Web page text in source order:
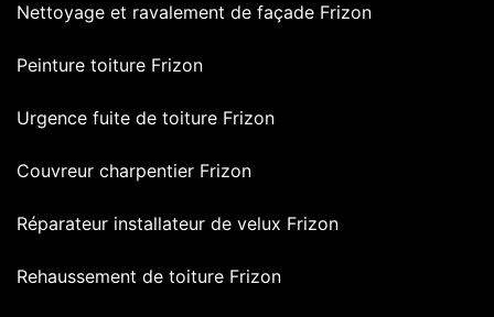
Nettoyage et ravalement de façade Frizon
Peinture toiture Frizon
Urgence fuite de toiture Frizon
Couvreur charpentier Frizon
Réparateur installateur de velux Frizon
Rehaussement de toiture Frizon